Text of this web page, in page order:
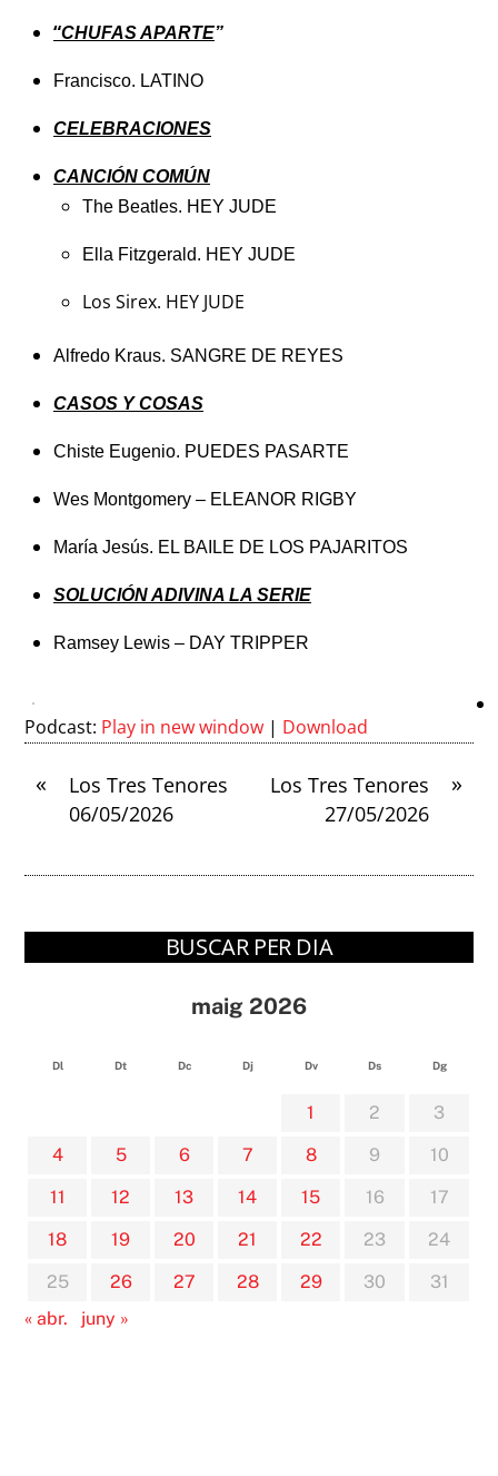
“CHUFAS APARTE”
Francisco. LATINO
CELEBRACIONES
CANCIÓN COMÚN
The Beatles. HEY JUDE
Ella Fitzgerald. HEY JUDE
Los Sirex. HEY JUDE
Alfredo Kraus. SANGRE DE REYES
CASOS Y COSAS
Chiste Eugenio. PUEDES PASARTE
Wes Montgomery – ELEANOR RIGBY
María Jesús. EL BAILE DE LOS PAJARITOS
SOLUCIÓN ADIVINA LA SERIE
Ramsey Lewis – DAY TRIPPER
Podcast: Play in new window | Download
«
Los Tres Tenores
06/05/2026
»
Los Tres Tenores
27/05/2026
BUSCAR PER DIA
maig 2026
Dl Dt Dc Dj Dv Ds Dg
1 2
3
4
5 6 7 8 9
10
11
12 13 14 15 16
17
18
19 20 21 22 23
24
25
26 27 28 29 30
31
« abr.
juny »